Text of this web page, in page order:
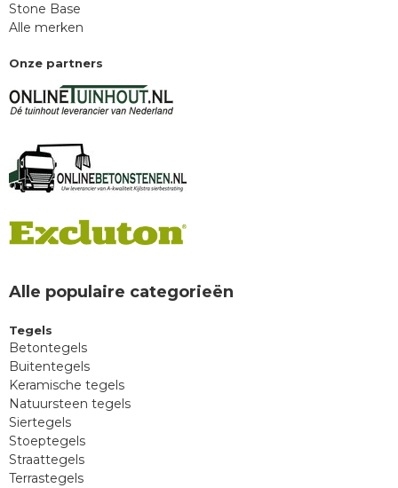
Stone Base
Alle merken
Onze partners
Alle populaire categorieën
Tegels
Betontegels
Buitentegels
Keramische tegels
Natuursteen tegels
Siertegels
Stoeptegels
Straattegels
Terrastegels